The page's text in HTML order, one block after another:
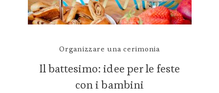
Organizzare una cerimonia
Il battesimo: idee per le feste
con i bambini